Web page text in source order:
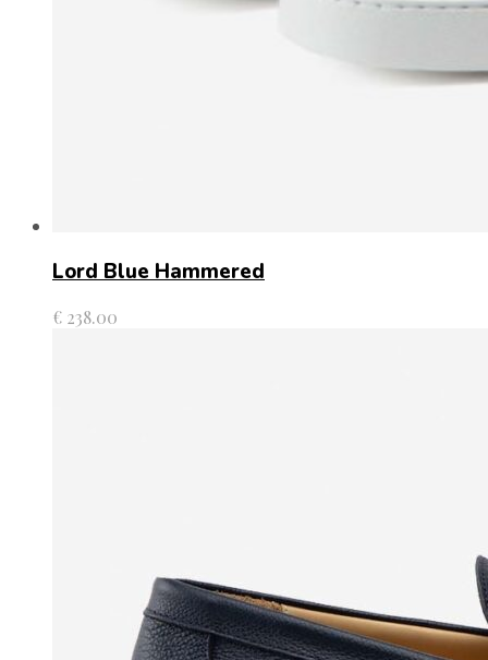
Lord Blue Hammered
€ 238.00